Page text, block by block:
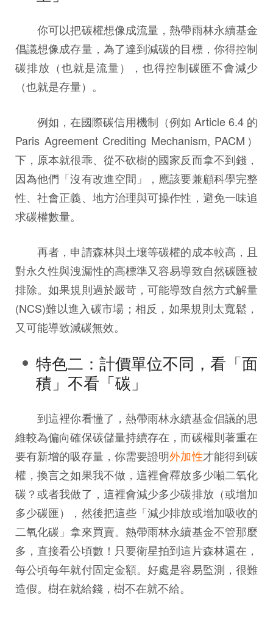
你可以把碳權想像成流量，熱帶雨林永續基金
倡議想像成存量，為了達到減碳的目標，你得控制
碳排放（也就是流量），也得控制碳匯不會減少
（也就是存量）。
例如，在國際碳信用機制（例如 Article 6.4 的
Paris Agreement Crediting Mechanism, PACM）
下，原本就很乖、從不砍樹的國家反而拿不到錢，
因為他們「沒有改進空間」，應該要兼顧科學完整
性、社會正義、地方治理與可操作性，避免一味追
求碳權數量。
再者，申請森林與土壤等碳權的成本較高，且
對永久性與洩漏性的高標準又容易導致自然碳匯被
排除。如果規則過於嚴苛，可能導致自然方式解量
(NCS)難以進入碳市場；相反，如果規則太寬鬆，
又可能導致減碳無效。
特色二：計價單位不同，看「面
積」不看「碳」
到這裡你看懂了，熱帶雨林永續基金倡議的思
維較為偏向確保碳儲量持續存在，而碳權則著重在
要有新增的吸存量，你需要證明外加性才能得到碳
權，換言之如果我不做，這裡會釋放多少噸二氧化
碳？或者我做了，這裡會減少多少碳排放（或增加
多少碳匯），然後把這些「減少排放或增加吸收的
二氧化碳」拿來買賣。熱帶雨林永續基金不管那麼
多，直接看公頃數！只要衛星拍到這片森林還在，
每公頃每年就付固定金額。好處是容易監測，很難
造假。樹在就給錢，樹不在就不給。